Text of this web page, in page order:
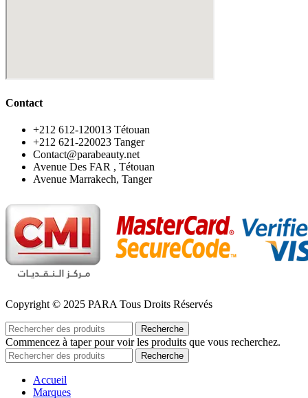
Contact
‪+212 612-120013 Tétouan
‪+212 621-220023 Tanger
Contact@parabeauty.net
Avenue Des FAR , Tétouan
Avenue Marrakech, Tanger
Copyright © 2025 PARA Tous Droits Réservés
Recherche
Commencez à taper pour voir les produits que vous recherchez.
Recherche
Accueil
Marques